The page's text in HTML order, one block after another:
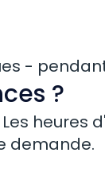
-
?
Les heures
demande.